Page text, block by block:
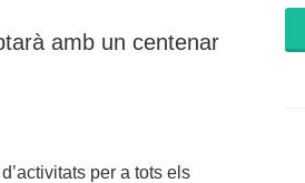
amb un centenar
per a tots els